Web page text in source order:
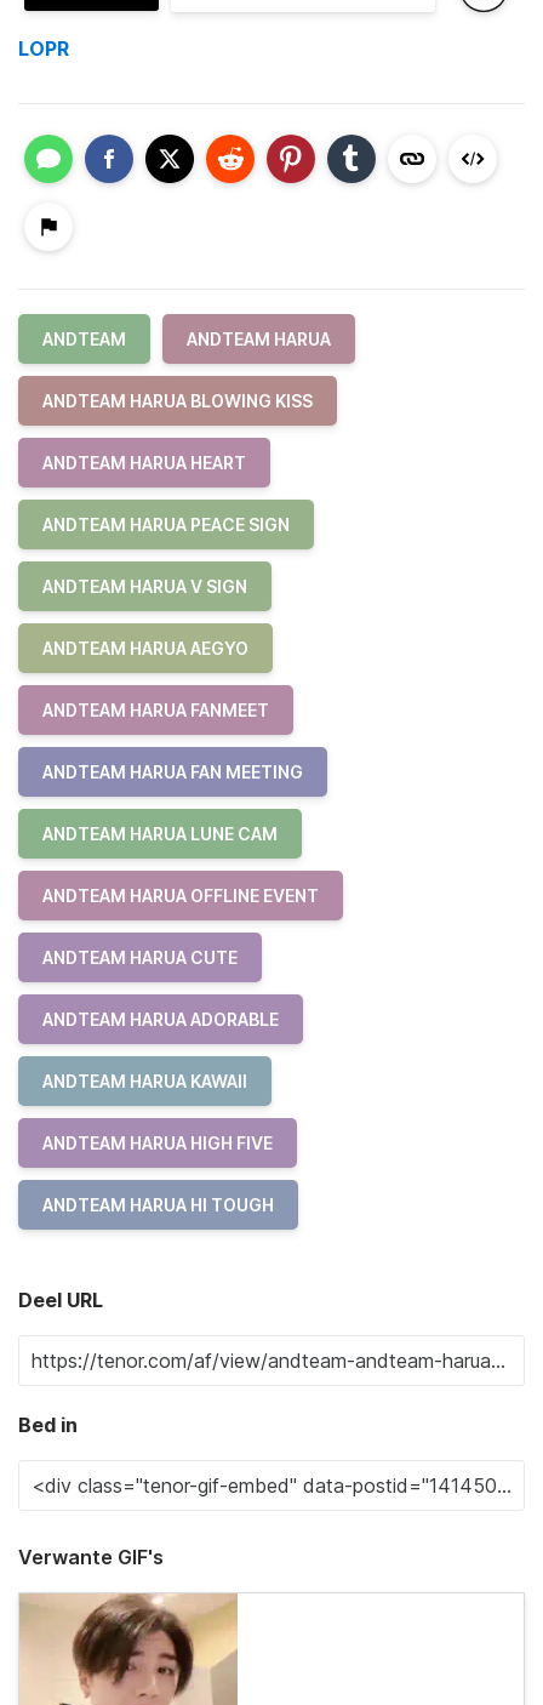
LOPR
ANDTEAM ANDTEAM HARUA
ANDTEAM HARUA BLOWING KISS
ANDTEAM HARUA HEART
ANDTEAM HARUA PEACE SIGN
ANDTEAM HARUA V SIGN
ANDTEAM HARUA AEGYO
ANDTEAM HARUA FANMEET
ANDTEAM HARUA FAN MEETING
ANDTEAM HARUA LUNE CAM
ANDTEAM HARUA OFFLINE EVENT
ANDTEAM HARUA CUTE
ANDTEAM HARUA ADORABLE
ANDTEAM HARUA KAWAII
ANDTEAM HARUA HIGH FIVE
ANDTEAM HARUA HI TOUGH
Deel URL
Bed in
Verwante GIF's